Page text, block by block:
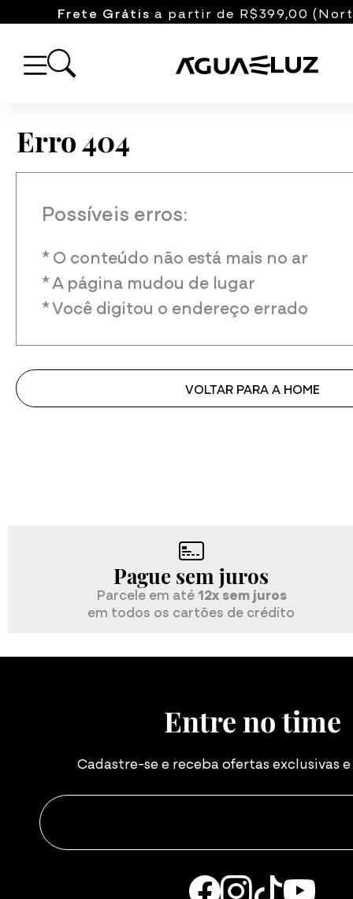
Frete Grátis a partir de R$399,00
Erro 404
Possíveis erros:
* O conteúdo não está mais no ar
* A página mudou de lugar
* Você digitou o endereço errado
VOLTAR PARA A HOME
Pague sem juros
Parcele em até 12x sem juros
em todos os cartões de crédito
Entre no time
Cadastre-se e receba ofertas exclusivas